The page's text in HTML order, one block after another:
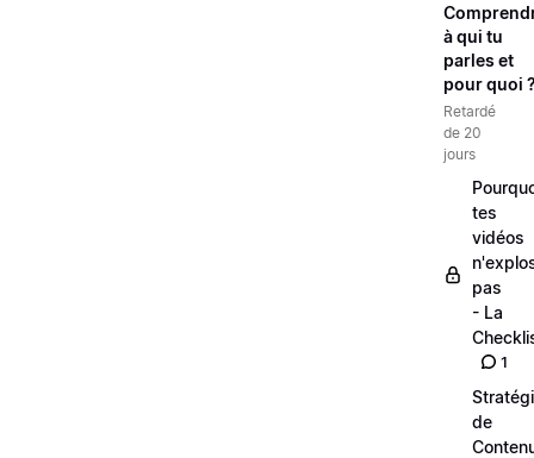
à qui tu
parles et
pour quoi
Retardé
de 20
jours
tes
vidéos
pas
- La
1
de